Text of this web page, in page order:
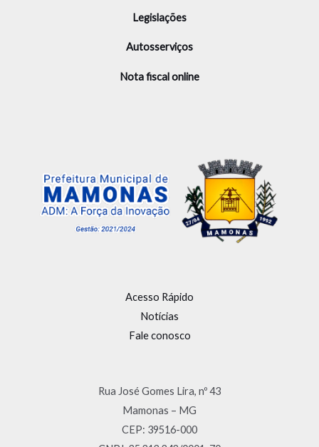
Legislações
Autosserviços
Nota fiscal online
Acesso Rápido
Notícias
Fale conosco
Rua José Gomes Lira, nº 43
Mamonas – MG
CEP: 39516-000